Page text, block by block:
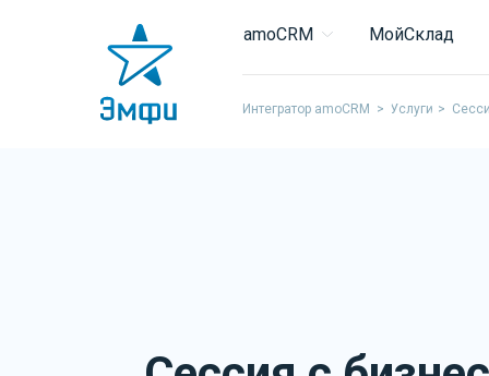
amoCRM МойСклад
Интегратор amoCRM > Услуги >